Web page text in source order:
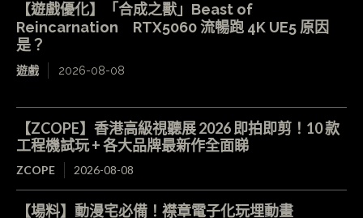
【遊戲優化】「合成之獸」Beast of
Reincarnation RTX5060 流暢跑 4K UE5 原因
是？
遊戲 2026-08-08
【ZCOPE】香港高級視聽展 2026 即拍即剪！10 款
工程機試玩 + 各大品牌最新作全面睇
ZCOPE 2026-08-08
【場料】動漫宅必備！襟章電子化玩埋動畫